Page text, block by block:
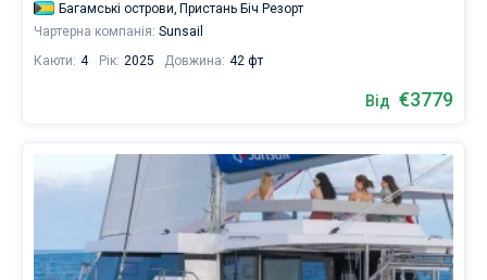
Багамські острови, Пристань Біч Резорт
Чартерна компанія: Sunsail
Каюти: 4 Рік: 2025 Довжина: 42 фт
Від €3779